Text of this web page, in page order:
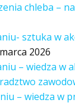
chleba –
sztuka w
2026
– wiedza w
– wiedza w